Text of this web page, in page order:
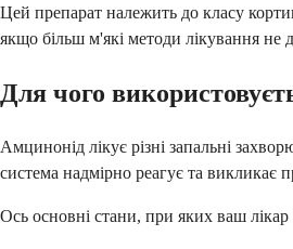
Цей препарат належить до класу
якщо більш м'які методи лікування не
Для чого
Амцинонід лікує різні запальні
система надмірно реагує та викликає
Ось основні стани, при яких ваш